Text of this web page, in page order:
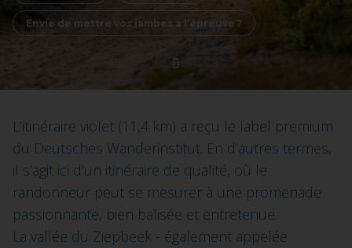
Envie de mettre vos jambes à l’épreuve ?
L’itinéraire violet (11,4 km) a reçu le label premium
du Deutsches Wanderinstitut. En d’autres termes,
il s’agit ici d’un itinéraire de qualité, où le
randonneur peut se mesurer à une promenade
passionnante, bien balisée et entretenue.
La vallée du Ziepbeek - également appelée